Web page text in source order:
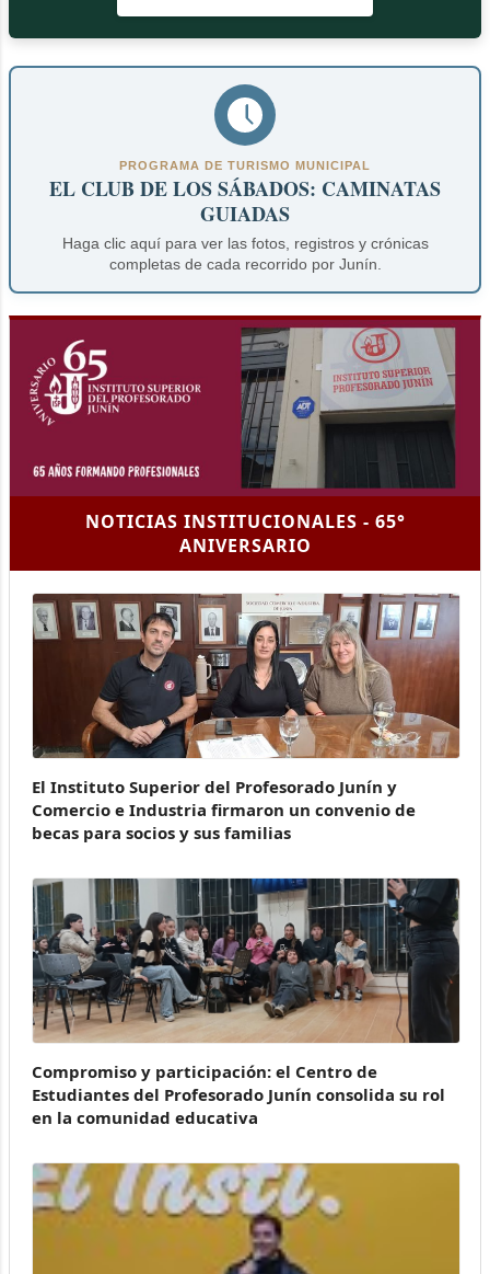
PROGRAMA DE TURISMO MUNICIPAL
EL CLUB DE LOS SÁBADOS: CAMINATAS
GUIADAS
Haga clic aquí para ver las fotos, registros y crónicas
completas de cada recorrido por Junín.
NOTICIAS INSTITUCIONALES - 65°
ANIVERSARIO
El Instituto Superior del Profesorado Junín y
Comercio e Industria firmaron un convenio de
becas para socios y sus familias
Compromiso y participación: el Centro de
Estudiantes del Profesorado Junín consolida su rol
en la comunidad educativa